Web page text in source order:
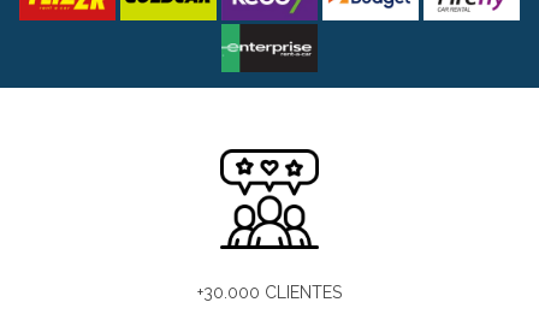
+30.000 CLIENTES